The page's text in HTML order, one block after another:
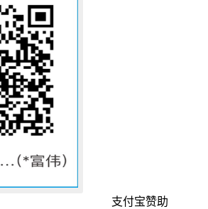
支付宝赞助